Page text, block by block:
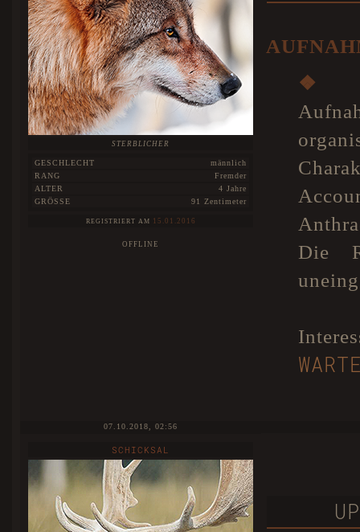
STERBLICHER
GESCHLECHT
männlich
RANG
Fremder
ALTER
4 Jahre
GRÖSSE
91 Zentimeter
REGISTRIERT AM 15.01.2016
OFFLINE
❖
Die
07.10.2018, 02:56
SCHICKSAL